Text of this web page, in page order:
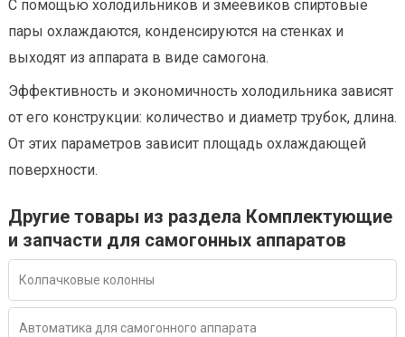
С помощью холодильников и змеевиков спиртовые
пары охлаждаются, конденсируются на стенках и
выходят из аппарата в виде самогона.
Эффективность и экономичность холодильника зависят
от его конструкции: количество и диаметр трубок, длина.
От этих параметров зависит площадь охлаждающей
поверхности.
Другие товары из раздела Комплектующие
и запчасти для самогонных аппаратов
Колпачковые колонны
Автоматика для самогонного аппарата